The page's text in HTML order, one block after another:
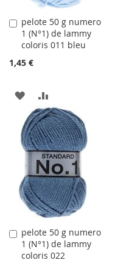
pelote 50 g numero
1 (N°1) de lammy
coloris 011 bleu
1,45 €
Ajouter
au
panier
AJOUTER
À
LA
LISTE
D'ACHATS
AU
COMPARATEUR
pelote 50 g numero
1 (N°1) de lammy
coloris 022
Ajouter
au
panier